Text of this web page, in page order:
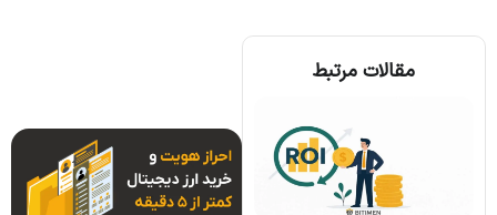
مقالات مرتبط